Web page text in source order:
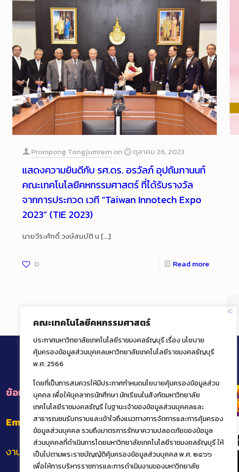
คณะเทคโนโลยีคหกรรมศาสตร์
ประกาศมหาวิทยาลัยเทคโนโลยีราชมงคลธัญบุรี เรื่อง นโยบาย
คุ้มครองข้อมูลส่วนบุคคลมหาวิทยาลัยเทคโนโลยีราชมงคลธัญบุรี
พ.ศ. 2566
โดยที่เป็นการสมควรให้มีประกาศกำหนดนโยบายคุ้มครองข้อมูลส่วน
บุคคล เพื่อให้บุคลากรนักศึกษา นักเรียนในสังกัดมหาวิทยาลัย
เทคโนโลยีราชมงคลธัญรี ในฐานะเจ้าของข้อมูลส่วนบุคคลและ
สาธารณชนรับทราบและเข้าใจถึงแนวทางการจัดการและการคุ้มครอง
ข้อมูลส่วนบุคคล รวมถึงมาตรการรักษาความปลอดภัยของข้อมูล
ส่วนบุคคลที่ดำเนินการโดยมหาวิทยาลัยเทคโนโลยีราชมงคลธัญบุรี ให้
เป็นไปตามพระราชบัญญัติคุ้มครองข้อมูลส่วนบุคคล พ.ศ. ๒๕๖๖
เพื่อให้การบริหารราชการและการดำเนินงานของมหาวิทยาลัย
Prompong Tongjumrern on ตุลาคม 26, 2023
แสดงความยินดีกับ รศ.ดร. อรวัลภ์ อุปถัมภานนท์
คณะเทคโนโลยีคหกรรมศาสตร์ ที่ได้รับรางวัล
จากการประกวด เวที “Taiwan Innotech Expo
2023” (TIE 2023)
นายวีระศักดิ์ วงษ์สมบัติ น […]
0 Read more
ข้อมูลการติดต่อหน่วยงานภายในคณะ
Email : het@rmutt.ac.th
งานทะเบียนและบริการนักศึกษาแบบเบ็ดเสร็จ